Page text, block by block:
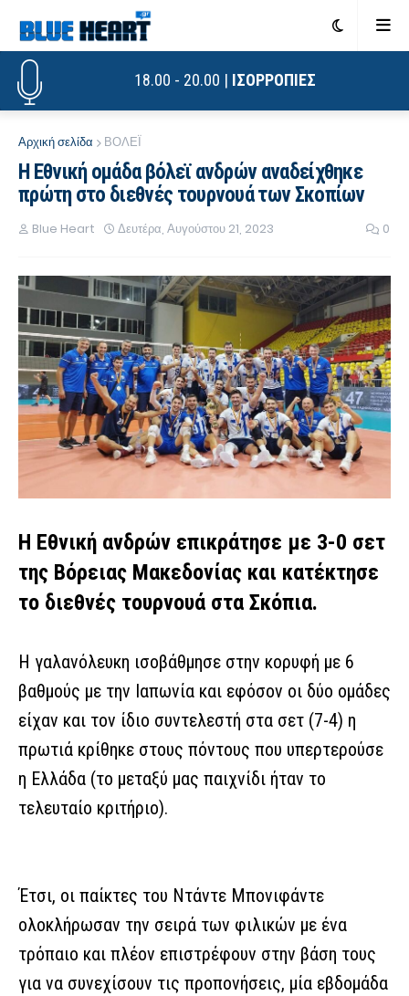
18.00 - 20.00 | ΙΣΟΡΡΟΠΙΕΣ
Αρχική σελίδα ΒΟΛΕΪ
Η Εθνική ομάδα βόλεϊ ανδρών αναδείχθηκε
πρώτη στο διεθνές τουρνουά των Σκοπίων
Blue Heart Δευτέρα, Αυγούστου 21, 2023 0
Η Εθνική ανδρών επικράτησε με 3-0 σετ
της Βόρειας Μακεδονίας και κατέκτησε
το διεθνές τουρνουά στα Σκόπια.
Η γαλανόλευκη ισοβάθμησε στην κορυφή με 6
βαθμούς με την Ιαπωνία και εφόσον οι δύο ομάδες
είχαν και τον ίδιο συντελεστή στα σετ (7-4) η
πρωτιά κρίθηκε στους πόντους που υπερτερούσε
η Ελλάδα (το μεταξύ μας παιχνίδι ήταν το
τελευταίο κριτήριο).
Έτσι, οι παίκτες του Ντάντε Μπονιφάντε
ολοκλήρωσαν την σειρά των φιλικών με ένα
τρόπαιο και πλέον επιστρέφουν στην βάση τους
για να συνεχίσουν τις προπονήσεις, μία εβδομάδα